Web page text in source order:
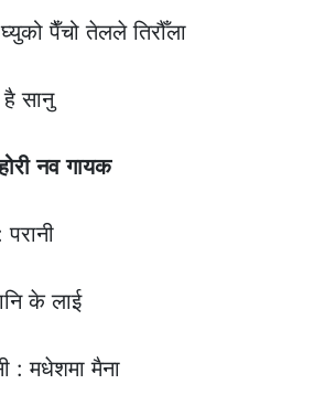
पैँचो तेलले तिरौँला
सानु
नव गायक
के लाई
: मधेशमा मैना